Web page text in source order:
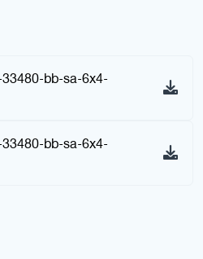
bb-sa-6x4-
bb-sa-6x4-